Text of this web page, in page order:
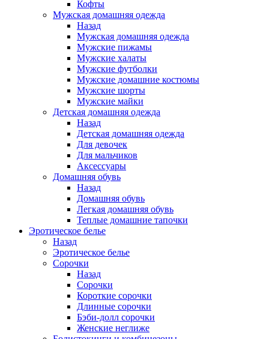
Кофты
Мужская домашняя одежда
Назад
Мужская домашняя одежда
Мужские пижамы
Мужские халаты
Мужские футболки
Мужские домашние костюмы
Мужские шорты
Мужские майки
Детская домашняя одежда
Назад
Детская домашняя одежда
Для девочек
Для мальчиков
Аксессуары
Домашняя обувь
Назад
Домашняя обувь
Легкая домашняя обувь
Теплые домашние тапочки
Эротическое белье
Назад
Эротическое белье
Сорочки
Назад
Сорочки
Короткие сорочки
Длинные сорочки
Бэби-долл сорочки
Женские неглиже